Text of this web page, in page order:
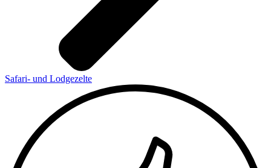
Safari- und Lodgezelte